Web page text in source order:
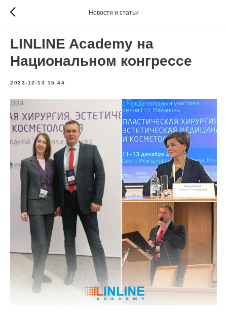
Новости и статьи
LINLINE Academy на
Национальном конгрессе
2023-12-13 15:44